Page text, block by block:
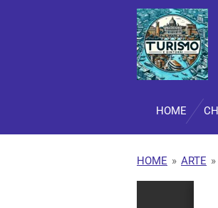
HOME
HOME » ARTE »